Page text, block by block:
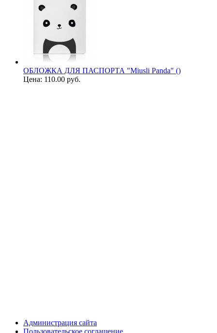
ОБЛОЖКА ДЛЯ ПАСПОРТА "Miusli Panda" ()
Цена: 110.00 руб.
Администрация сайта
Пользовательское соглашение